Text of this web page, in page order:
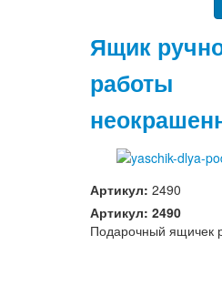
Ящик
работы
Артикул: 2490
Артикул: 2490
Подарочный ящичек